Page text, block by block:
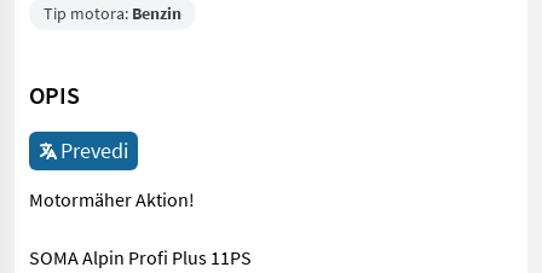
Tip motora: Benzin
OPIS
Prevedi
Motormäher Aktion!
SOMA Alpin Profi Plus 11PS